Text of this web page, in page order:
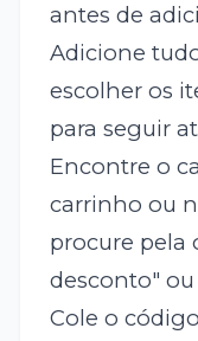
antes de
Adicione
escolher os
para seguir
Encontre o
carrinho ou
procure pela
desconto"
Cole o